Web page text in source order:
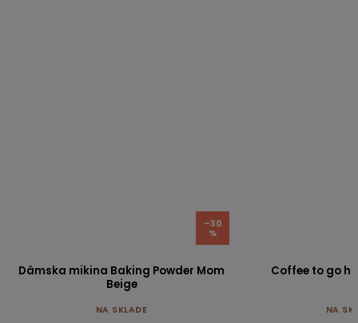
–30
%
Dámska mikina Baking Powder Mom
Beige
NA SKLADE
Coffee to go
NA